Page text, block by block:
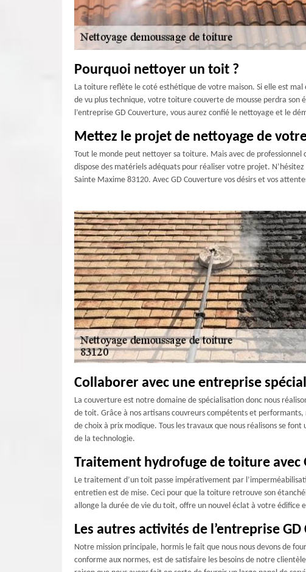
Pourquoi nettoyer un toit ?
La toiture reflète le coté esthétique de votre maison. Si elle est mal
de vu plus technique, votre toiture couverte de mousse perdra
l’entreprise GD Couverture, vous aurez confié le nettoyage et le
Mettez le projet de nettoyage de
Tout le monde peut nettoyer sa toiture. Mais avec de
dispose des matériels adéquats pour réaliser votre projet.
Sainte Maxime 83120. Avec GD Couverture vos désirs et vos
Collaborer avec une entreprise
La couverture est notre domaine de spécialisation donc nous
de toit. Grâce à nos artisans couvreurs compétents et
de choix à prix modique. Tous les travaux que nous réalisons se
de la technologie.
Traitement hydrofuge de toiture avec
Le traitement d’un toit passe impérativement par
entretien est de mise. Ceci pour que la toiture retrouve son
allonge la durée de vie du toit, offre un nouvel éclat à votre édifice
Les autres activités de l’entreprise
Notre mission principale, hormis le fait que nous nous devons de
conforme aux normes, est de satisfaire les besoins de notre